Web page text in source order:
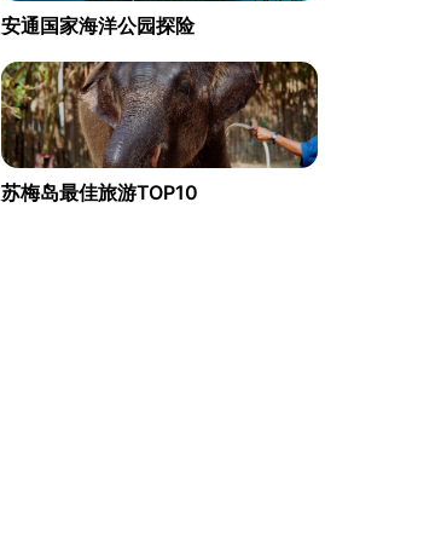
安通国家海洋公园探险
苏梅岛最佳旅游TOP10